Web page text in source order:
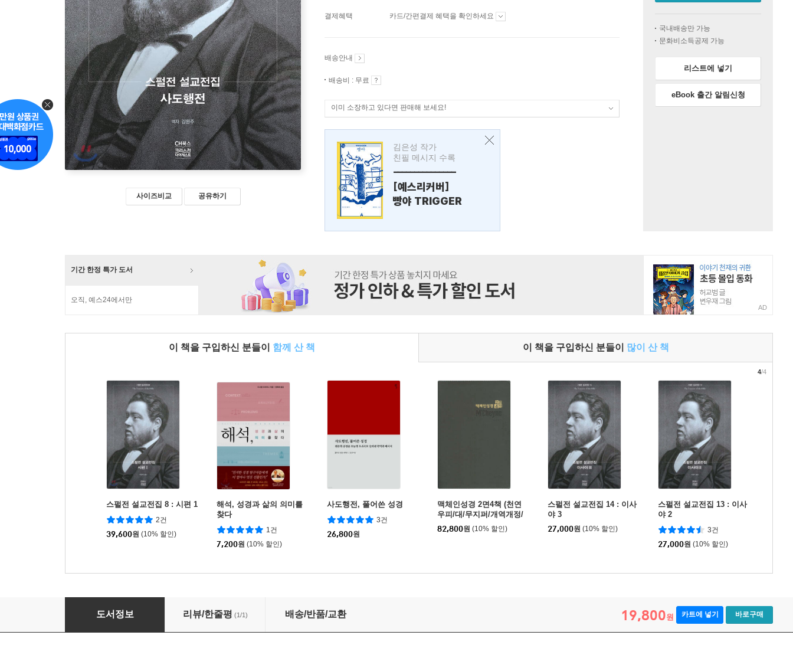
사이즈비교 공유하기
결제혜택 카드/간편결제 혜택을 확인하세요
배송안내
배송비 : 무료
이미 소장하고 있다면 판매해 보세요!
김은성 작가
친필 메시지 수록
---------------
[예스리커버]
빵야 TRIGGER
국내배송만 가능
문화비소득공제 가능
리스트에 넣기
eBook 출간 알림신청
기간 한정 특가 도서
오직, 예스24에서만
AD
이 책을 구입하신 분들이 함께 산 책 이 책을 구입하신 분들이 많이 산 책
스펄전 설교전집 8 : 시편 1
2건
39,600원 (10% 할인)
해석, 성경과 삶의 의미를
찾다
1건
7,200원 (10% 할인)
사도행전, 풀어쓴 성경
3건
26,800원
맥체인성경 2면4책 (천연
우피/대/무지퍼/개역개정/
다크브라운)
82,800원 (10% 할인)
스펄전 설교전집 14 : 이사
야 3
27,000원 (10% 할인)
스펄전 설교전집 13 : 이사
야 2
3건
27,000원 (10% 할인)
4/4
스펄전 설교전집 26 : 사도행전
도서정보 리뷰/한줄평 (1/1) 배송/반품/교환 19,800원 카트에 넣기 바로구매